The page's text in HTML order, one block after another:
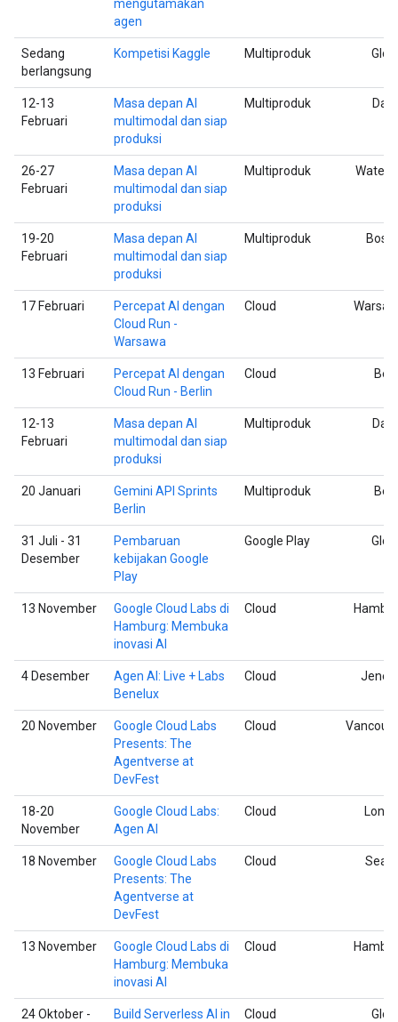
mengutamakan
agen
Sedang
berlangsung
Kompetisi Kaggle Multiproduk
12-13
Februari
Masa depan AI
multimodal dan siap
produksi
Multiproduk
26-27
Februari
Masa depan AI
multimodal dan siap
produksi
Multiproduk
19-20
Februari
Masa depan AI
multimodal dan siap
produksi
Multiproduk
17 Februari
Percepat AI dengan
Cloud Run -
Warsawa
Cloud
13 Februari
Percepat AI dengan
Cloud Run - Berlin
Cloud
12-13
Februari
Masa depan AI
multimodal dan siap
produksi
Multiproduk
20 Januari
Gemini API Sprints
Berlin
Multiproduk
31 Juli - 31
Desember
Pembaruan
kebijakan Google
Play
Google Play
13 November
Google Cloud Labs di
Hamburg: Membuka
inovasi AI
Cloud
4 Desember
Agen AI: Live + Labs
Benelux
Cloud
20 November
Google Cloud Labs
Presents: The
Agentverse at
DevFest
Cloud
18-20
November
Google Cloud Labs:
Agen AI
Cloud
18 November
Google Cloud Labs
Presents: The
Agentverse at
DevFest
Cloud
13 November
Google Cloud Labs di
Hamburg: Membuka
inovasi AI
Cloud
24 Oktober -
Build Serverless AI in
Cloud